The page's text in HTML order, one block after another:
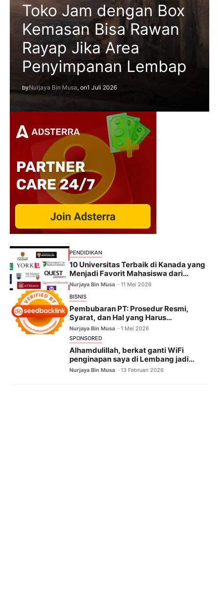
Toko Jam dengan Box
Kemasan Bisa Rawan
Rayap Jika Area
Penyimpanan Lembap
byNurjaya Bin Musa, on1 Juli 2026
PENDIDIKAN
10 Universitas Terbaik di Kanada yang
Menjadi Favorit Mahasiswa dari
Seluruh Dunia
Nurjaya Bin Musa
11 Mei 2026
BISNIS
Pembubaran PT: Prosedur Resmi,
Syarat, dan Hal yang Harus
Diselesaikan
Nurjaya Bin Musa
1 Mei 2026
SPONSORED
Alhamdulillah, berkat ganti WiFi
penginapan saya di Lembang jadi
banjir pujian!
Nurjaya Bin Musa 13 Februari 2026